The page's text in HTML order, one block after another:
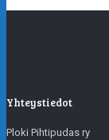
Yhteystiedot
Ploki Pihtipudas ry